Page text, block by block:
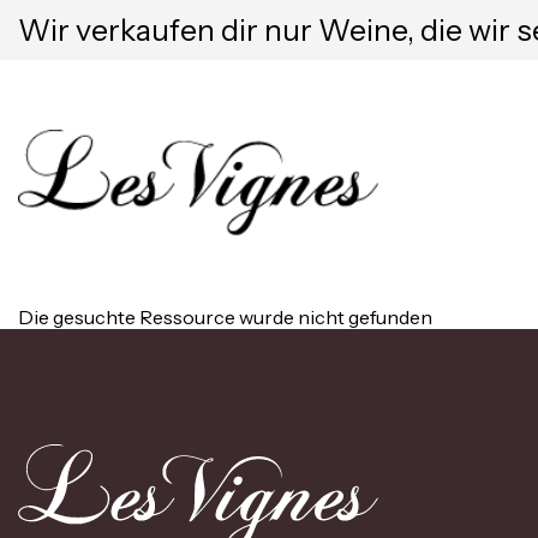
Wir verkaufen dir nur Weine, die wir
Die gesuchte Ressource wurde nicht gefunden